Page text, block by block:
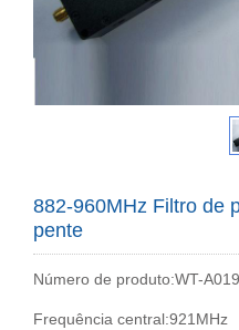
882-960MHz Filtro de
pente
Número de produto:WT-
Frequência central:921MHz